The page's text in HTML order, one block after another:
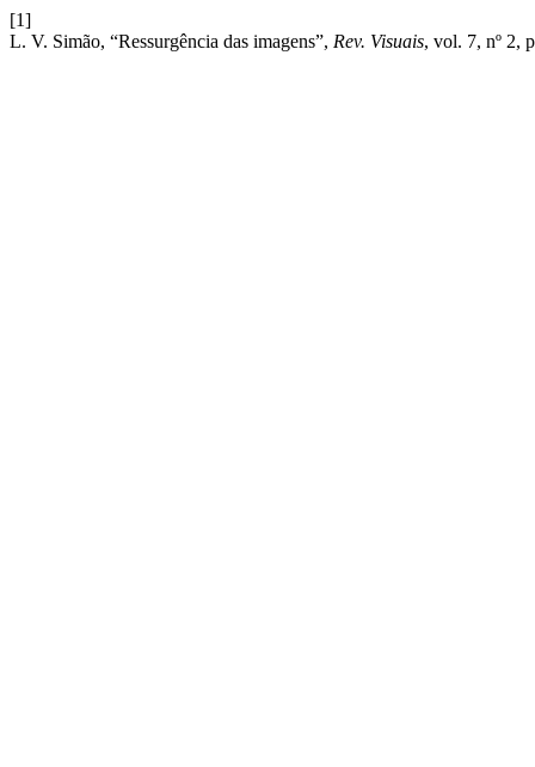
[1]
L. V. Simão, “Ressurgência das imagens”, Rev. Visuais, vol. 7, nº 2,